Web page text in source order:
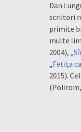
Dan
scriitori
primite
multe
2004), „
„Fetița
2015).